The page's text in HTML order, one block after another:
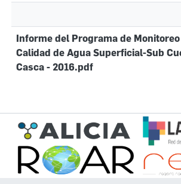
Informe del Programa de
Calidad de Agua Superficial-Sub
Casca - 2016.pdf